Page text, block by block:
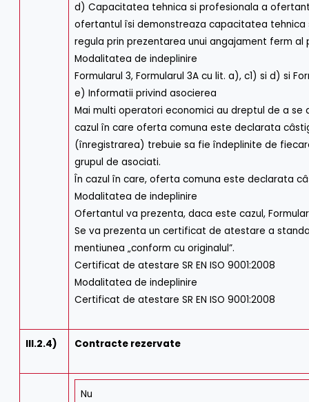
d) Capacitatea tehnica si profesionala a
ofertantul îsi demonstreaza capacitatea
regula prin prezentarea unui angajament ferm
Modalitatea de indeplinire
Formularul 3, Formularul 3A cu lit. a), c1) si d) si
e) Informatii privind asocierea
Mai multi operatori economici au dreptul de a
cazul în care oferta comuna este declarata
(înregistrarea) trebuie sa fie îndeplinite de
grupul de asociati.
În cazul în care, oferta comuna este declarata
Modalitatea de indeplinire
Ofertantul va prezenta, daca este cazul,
Se va prezenta un certificat de atestare a
mentiunea „conform cu originalul”.
Certificat de atestare SR EN ISO 9001:2008
Modalitatea de indeplinire
Certificat de atestare SR EN ISO 9001:2008
III.2.4) Contracte rezervate
Nu